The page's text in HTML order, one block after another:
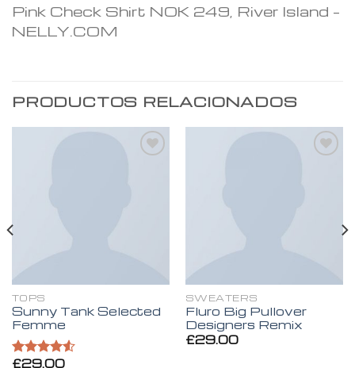
Pink Check Shirt NOK 249, River Island –
NELLY.COM
PRODUCTOS RELACIONADOS
TOPS
Sunny Tank Selected
Femme
Valorado
£29.00
SWEATERS
Fluro Big Pullover
Designers Remix
£29.00